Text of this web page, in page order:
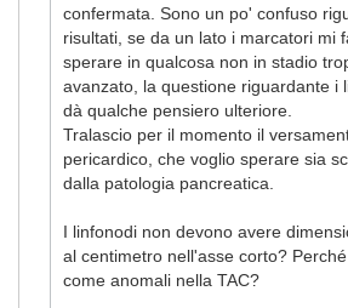
confermata. Sono un po' confuso
risultati, se da un lato i marcatori mi
sperare in qualcosa non in stadio
avanzato, la questione riguardante i
dà qualche pensiero ulteriore.
Tralascio per il momento il
pericardico, che voglio sperare sia
dalla patologia pancreatica.
​​​​​​​I linfonodi non devono avere
al centimetro nell'asse corto?
come anomali nella TAC?